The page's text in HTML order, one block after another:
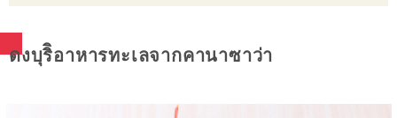
ดงบุริิอาหารทะเลจากคานาซาว่า